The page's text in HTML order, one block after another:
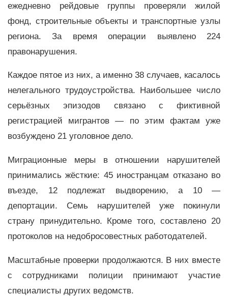
ежедневно рейдовые группы проверяли жилой
фонд, строительные объекты и транспортные узлы
региона. За время операции выявлено 224
правонарушения.
Каждое пятое из них, а именно 38 случаев, касалось
нелегального трудоустройства. Наибольшее число
серьёзных эпизодов связано с фиктивной
регистрацией мигрантов — по этим фактам уже
возбуждено 21 уголовное дело.
Миграционные меры в отношении нарушителей
принимались жёсткие: 45 иностранцам отказано во
въезде, 12 подлежат выдворению, а 10 —
депортации. Семь нарушителей уже покинули
страну принудительно. Кроме того, составлено 20
протоколов на недобросовестных работодателей.
Масштабные проверки продолжаются. В них вместе
с сотрудниками полиции принимают участие
специалисты других ведомств.